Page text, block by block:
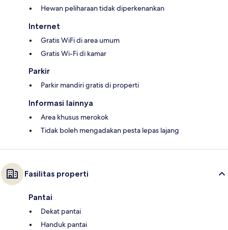
Hewan peliharaan tidak diperkenankan
Internet
Gratis WiFi di area umum
Gratis Wi-Fi di kamar
Parkir
Parkir mandiri gratis di properti
Informasi lainnya
Area khusus merokok
Tidak boleh mengadakan pesta lepas lajang
Fasilitas properti
Pantai
Dekat pantai
Handuk pantai